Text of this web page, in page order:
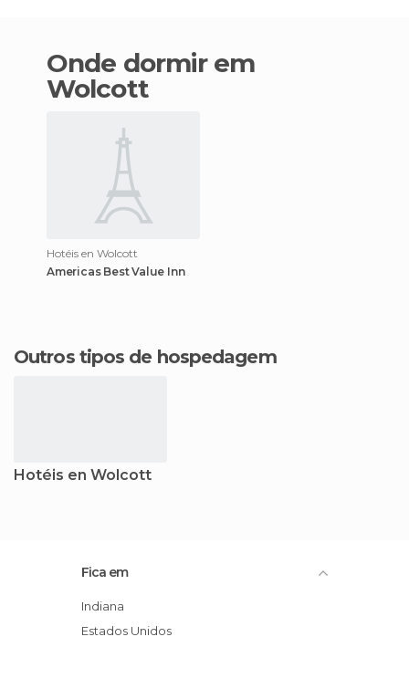
Onde dormir em
Wolcott
Hotéis en Wolcott
Americas Best Value Inn
Outros tipos de hospedagem
Hotéis en Wolcott
Fica em
Indiana
Estados Unidos